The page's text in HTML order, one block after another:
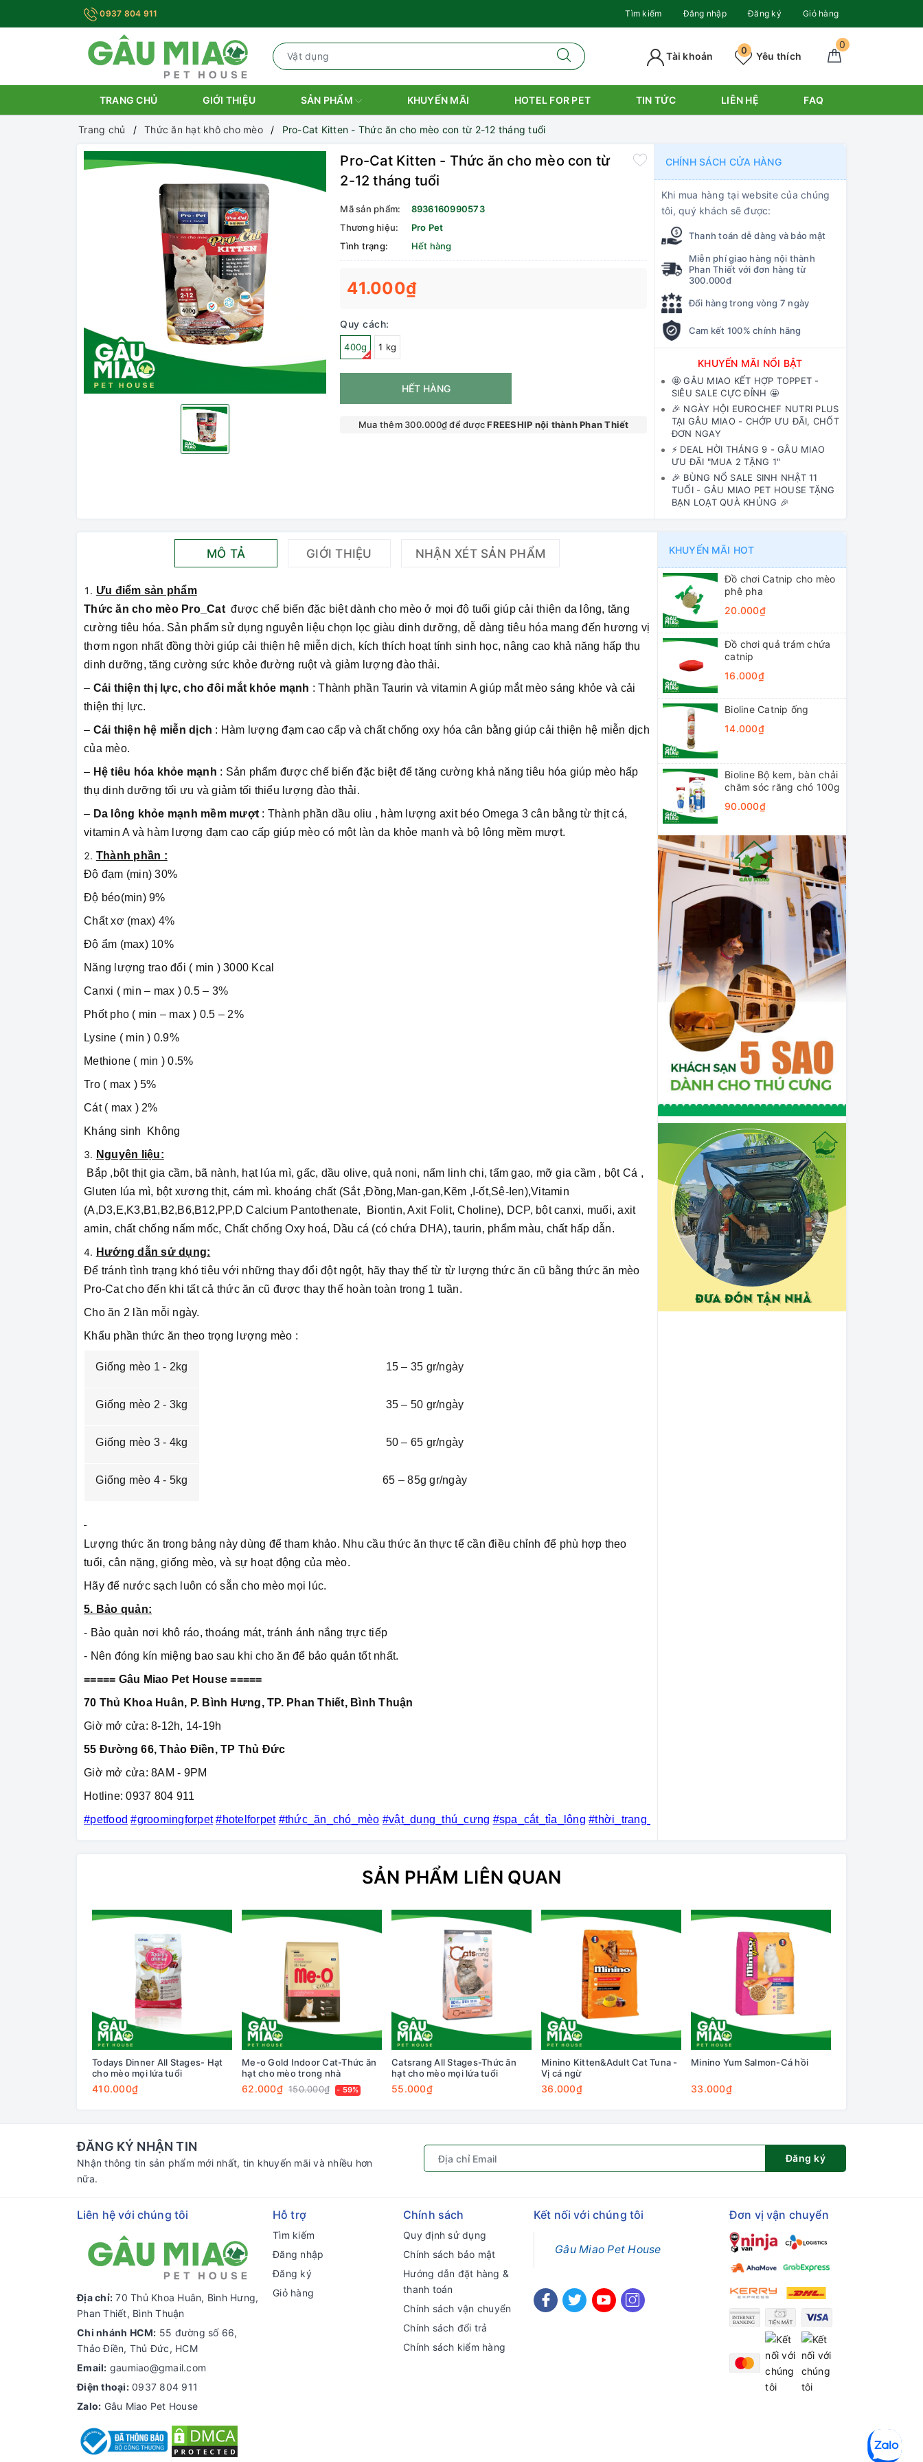
0937 804 911 Tìm kiếm Đăng nhập Đăng ký Giỏ hàng
0
Yêu thích
0
Tài khoản
TRANG CHỦ GIỚI THIỆU SẢN PHẨM KHUYẾN MÃI HOTEL FOR PET TIN TỨC LIÊN HỆ FAQ
Trang chủ Thức ăn hạt khô cho mèo Pro-Cat Kitten - Thức ăn cho mèo con từ 2-12 tháng tuổi
Pro-Cat Kitten - Thức ăn cho mèo con từ
2-12 tháng tuổi
Mã sản phẩm:
8936160990573
Thương hiệu:
Pro Pet
Tình trạng:
Hết hàng
41.000₫
Quy cách:
400g 1 kg
HẾT HÀNG
Mua thêm 300.000₫ để đượcFREESHIP nội thành Phan Thiết
CHÍNH SÁCH CỬA HÀNG
Khi mua hàng tại website của chúng
tôi, quý khách sẽ được:
Thanh toán dễ dàng và bảo mật
Miễn phí giao hàng nội thành
Phan Thiết với đơn hàng từ
300.000đ
Đổi hàng trong vòng 7 ngày
Cam kết 100% chính hãng
KHUYẾN MÃI NỔI BẬT
🤩 GÂU MIAO KẾT HỢP TOPPET -
SIÊU SALE CỰC ĐỈNH 🤩
🎉 NGÀY HỘI EUROCHEF NUTRI PLUS
TẠI GÂU MIAO - CHỚP ƯU ĐÃI, CHỐT
ĐƠN NGAY
⚡️ DEAL HỜI THÁNG 9 - GÂU MIAO
ƯU ĐÃI "MUA 2 TẶNG 1"
🎉 BÙNG NỔ SALE SINH NHẬT 11
TUỔI - GÂU MIAO PET HOUSE TẶNG
BẠN LOẠT QUÀ KHỦNG 🎉
MÔ TẢ GIỚI THIỆU NHẬN XÉT SẢN PHẨM
Ưu điểm sản phẩm
Thức ăn cho mèo Pro_Catđược chế biến đặc biệt dành cho mèo ở mọi độ tuổi giúp cải thiện da lông, tăng
cường tiêu hóa. Sản phẩm sử dụng nguyên liệu chọn lọc giàu dinh dưỡng, dễ dàng tiêu hóa mang đến hương vị
thơm ngon nhất đồng thời giúp cải thiện hệ miễn dịch, kích thích hoạt tính sinh học, nâng cao khả năng hấp thụ
dinh dưỡng, tăng cường sức khỏe đường ruột và giảm lượng đào thải.
– Cải thiện thị lực, cho đôi mắt khỏe mạnh : Thành phần Taurin và vitamin A giúp mắt mèo sáng khỏe và cải
thiện thị lực.
– Cải thiện hệ miễn dịch : Hàm lượng đạm cao cấp và chất chống oxy hóa cân bằng giúp cải thiện hệ miễn dịch
của mèo.
– Hệ tiêu hóa khỏe mạnh : Sản phẩm được chế biến đặc biệt để tăng cường khả năng tiêu hóa giúp mèo hấp
thụ dinh dưỡng tối ưu và giảm tối thiểu lượng đào thải.
– Da lông khỏe mạnh mềm mượt : Thành phần dầu oliu , hàm lượng axit béo Omega 3 cân bằng từ thịt cá,
vitamin A và hàm lượng đạm cao cấp giúp mèo có một làn da khỏe mạnh và bộ lông mềm mượt.
Thành phần :
Độ đạm (min) 30%
Độ béo(min) 9%
Chất xơ (max) 4%
Độ ẩm (max) 10%
Năng lượng trao đổi ( min ) 3000 Kcal
Canxi ( min – max ) 0.5 – 3%
Phốt pho ( min – max ) 0.5 – 2%
Lysine ( min ) 0.9%
Methione ( min ) 0.5%
Tro ( max ) 5%
Cát ( max ) 2%
Kháng sinh Không
Nguyên liệu:
Bắp ,bột thịt gia cầm, bã nành, hạt lúa mì, gấc, dầu olive, quả noni, nấm linh chi, tấm gạo, mỡ gia cầm , bột Cá ,
Gluten lúa mì, bột xương thịt, cám mì. khoáng chất (Sắt ,Đồng,Man-gan,Kẽm ,I-ốt,Sê-Ien),Vitamin
(A,D3,E,K3,B1,B2,B6,B12,PP,D Calcium Pantothenate, Biontin, Axit Folit, Choline), DCP, bột canxi, muối, axit
amin, chất chống nấm mốc, Chất chống Oxy hoá, Dầu cá (có chứa DHA), taurin, phẩm màu, chất hấp dẫn.
Hướng dẫn sử dụng:
Để tránh tình trạng khó tiêu với những thay đổi đột ngột, hãy thay thế từ từ lượng thức ăn cũ bằng thức ăn mèo
Pro-Cat cho đến khi tất cả thức ăn cũ được thay thế hoàn toàn trong 1 tuần.
Cho ăn 2 lần mỗi ngày.
Khẩu phần thức ăn theo trọng lượng mèo :
Giống mèo 1 - 2kg 15 – 35 gr/ngày
Giống mèo 2 - 3kg 35 – 50 gr/ngày
Giống mèo 3 - 4kg 50 – 65 gr/ngày
Giống mèo 4 - 5kg 65 – 85g gr/ngày
Lượng thức ăn trong bảng này dùng để tham khảo. Nhu cầu thức ăn thực tế cần điều chỉnh để phù hợp theo
tuổi, cân nặng, giống mèo, và sự hoạt động của mèo.
Hãy để nước sạch luôn có sẵn cho mèo mọi lúc.
5. Bảo quản:
- Bảo quản nơi khô ráo, thoáng mát, tránh ánh nắng trực tiếp
- Nên đóng kín miệng bao sau khi cho ăn để bảo quản tốt nhất.
===== Gâu Miao Pet House =====
70 Thủ Khoa Huân, P. Bình Hưng, TP. Phan Thiết, Bình Thuận
Giờ mở cửa: 8-12h, 14-19h
55 Đường 66, Thảo Điền, TP Thủ Đức
Giờ mở cửa: 8AM - 9PM
Hotline: 0937 804 911
#petfood #groomingforpet #hotelforpet #thức_ăn_chó_mèo #vật_dụng_thú_cưng #spa_cắt_tỉa_lông #thời_trang_thú_cưng
KHUYẾN MÃI HOT
Đồ chơi Catnip cho mèo
phê pha
20.000₫
Đồ chơi quả trám chứa
catnip
16.000₫
Bioline Catnip ống
14.000₫
Bioline Bộ kem, bàn chải
chăm sóc răng chó 100g
90.000₫
SẢN PHẨM LIÊN QUAN
Todays Dinner All Stages- Hạt
cho mèo mọi lứa tuổi
410.000₫
Me-o Gold Indoor Cat-Thức ăn
hạt cho mèo trong nhà
62.000₫ 150.000₫ - 59%
Catsrang All Stages-Thức ăn
hạt cho mèo mọi lứa tuổi
55.000₫
Minino Kitten&Adult Cat Tuna -
Vị cá ngừ
36.000₫
Minino Yum Salmon-Cá hồi
33.000₫
ĐĂNG KÝ NHẬN TIN
Nhận thông tin sản phẩm mới nhất, tin khuyến mãi và nhiều hơn
nữa.
Đăng ký
Liên hệ với chúng tôi
Địa chỉ: 70 Thủ Khoa Huân, Bình Hưng,
Phan Thiết, Bình Thuận
Chi nhánh HCM: 55 đường số 66,
Thảo Điền, Thủ Đức, HCM
Email: gaumiao@gmail.com
Điện thoại: 0937 804 911
Zalo: Gâu Miao Pet House
Hỗ trợ
Tìm kiếm
Đăng nhập
Đăng ký
Giỏ hàng
Chính sách
Quy định sử dụng
Chính sách bảo mật
Hướng dẫn đặt hàng &
thanh toán
Chính sách vận chuyển
Chính sách đổi trả
Chính sách kiểm hàng
Kết nối với chúng tôi
Gâu Miao Pet House
Đơn vị vận chuyển